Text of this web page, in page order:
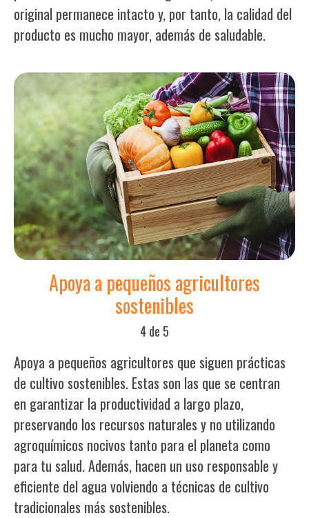
original permanece intacto y, por tanto, la calidad del
producto es mucho mayor, además de saludable.
Apoya a pequeños agricultores
sostenibles
4 de 5
Apoya a pequeños agricultores que siguen prácticas
de cultivo sostenibles. Estas son las que se centran
en garantizar la productividad a largo plazo,
preservando los recursos naturales y no utilizando
agroquímicos nocivos tanto para el planeta como
para tu salud. Además, hacen un uso responsable y
eficiente del agua volviendo a técnicas de cultivo
tradicionales más sostenibles.